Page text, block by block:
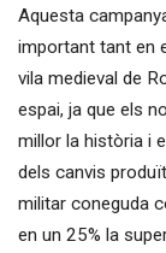
Aquesta
important tant en
vila medieval de
espai, ja que els
millor la història i
dels canvis
militar coneguda
en un 25% la